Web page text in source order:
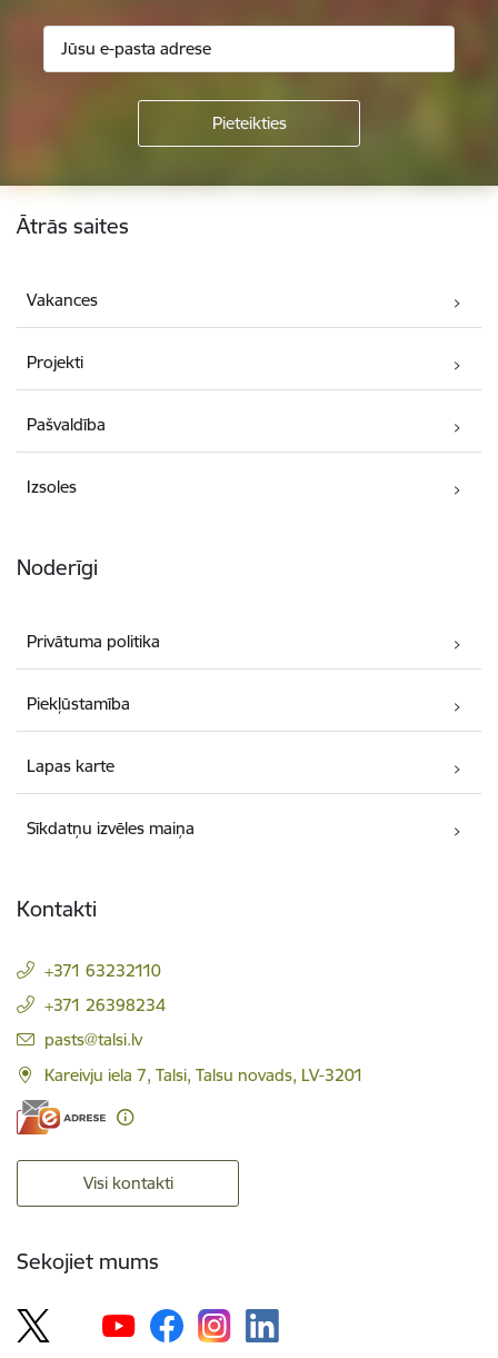
Kājene
Ātrās saites
Vakances
Projekti
Pašvaldība
Izsoles
Noderīgi
Privātuma politika
Piekļūstamība
Lapas karte
Sīkdatņu izvēles maiņa
Kontakti
+371 63232110
+371 26398234
E-pasts:
pasts@talsi.lv
Kareivju iela 7, Talsi, Talsu novads, LV-3201
Visi kontakti
Sekojiet mums